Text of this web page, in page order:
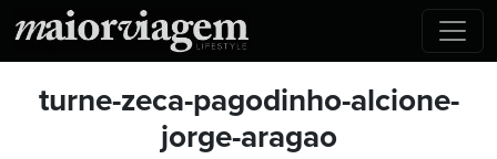
turne-zeca-pagodinho-alcione-
jorge-aragao